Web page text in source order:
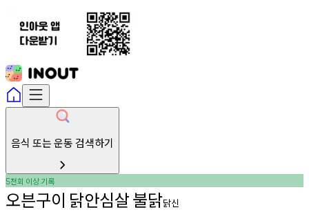
음식 또는 운동 검색하기
5천회 이상기록
오븐구이 닭안심살불닭닭신